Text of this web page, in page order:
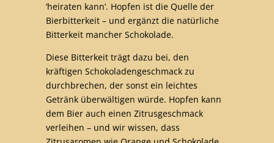
‘heiraten kann’. Hopfen ist die Quelle der
Bierbitterkeit – und ergänzt die natürliche
Bitterkeit mancher Schokolade.
Diese Bitterkeit trägt dazu bei, den
kräftigen Schokoladengeschmack zu
durchbrechen, der sonst ein leichtes
Getränk überwältigen würde. Hopfen kann
dem Bier auch einen Zitrusgeschmack
verleihen – und wir wissen, dass